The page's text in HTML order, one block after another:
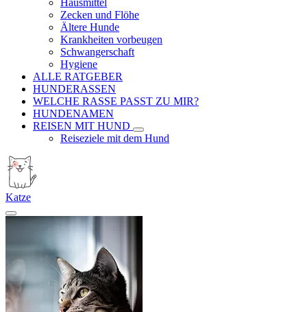
Hausmittel
Zecken und Flöhe
Ältere Hunde
Krankheiten vorbeugen
Schwangerschaft
Hygiene
ALLE RATGEBER
HUNDERASSEN
WELCHE RASSE PASST ZU MIR?
HUNDENAMEN
REISEN MIT HUND
Reiseziele mit dem Hund
Katze